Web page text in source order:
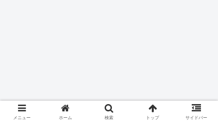
メニュー ホーム 検索 トップ サイドバー